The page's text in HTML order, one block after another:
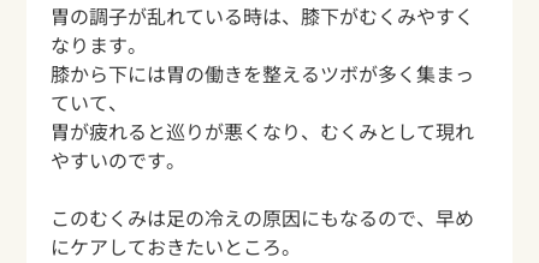
胃の調子が乱れている時は、膝下がむくみやすく
なります。
膝から下には胃の働きを整えるツボが多く集まっ
ていて、
胃が疲れると巡りが悪くなり、むくみとして現れ
やすいのです。
このむくみは足の冷えの原因にもなるので、早め
にケアしておきたいところ。